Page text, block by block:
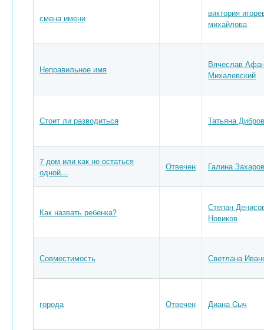
смена имени
виктория
михайлова
Неправильное имя
Вячеслав
Михалевский
Стоит ли разводиться Татьяна
7 дом или как не остаться
одной...
Отвечен Галина
Как назвать ребенка?
Степан
Новиков
Совместимость Светлана
города Отвечен Диана Cыч